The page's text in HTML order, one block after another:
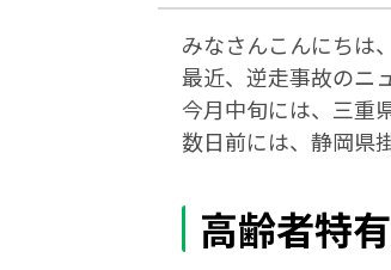
みなさんこんにちは
最近、逆走事故のニ
今月中旬には、三重
数日前には、静岡県
高齢者特